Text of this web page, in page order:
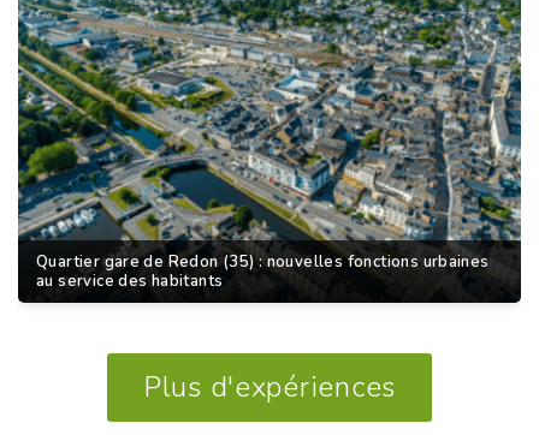
Quartier gare de Redon (35) : nouvelles fonctions urbaines
au service des habitants
Plus d'expériences